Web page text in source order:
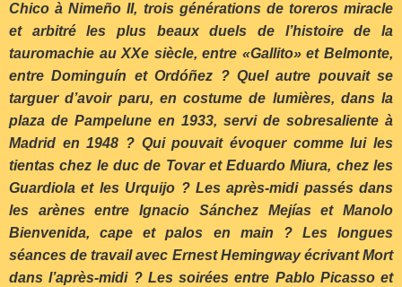
Chico à Nimeño II, trois générations de toreros miracle
et arbitré les plus beaux duels de l’histoire de la
tauromachie au XXe siècle, entre «Gallito» et Belmonte,
entre Dominguín et Ordóñez ? Quel autre pouvait se
targuer d’avoir paru, en costume de lumières, dans la
plaza de Pampelune en 1933, servi de sobresaliente à
Madrid en 1948 ? Qui pouvait évoquer comme lui les
tientas chez le duc de Tovar et Eduardo Miura, chez les
Guardiola et les Urquijo ? Les après-midi passés dans
les arènes entre Ignacio Sánchez Mejías et Manolo
Bienvenida, cape et palos en main ? Les longues
séances de travail avec Ernest Hemingway écrivant Mort
dans l’après-midi ? Les soirées entre Pablo Picasso et